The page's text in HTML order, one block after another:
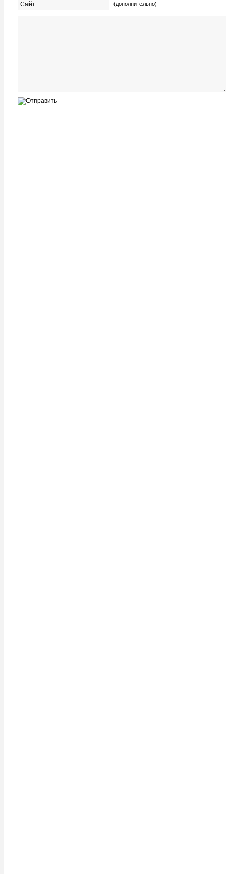
(дополнительно)